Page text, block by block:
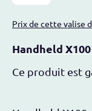
Prix de cette valise
Handheld X100
Ce produit est